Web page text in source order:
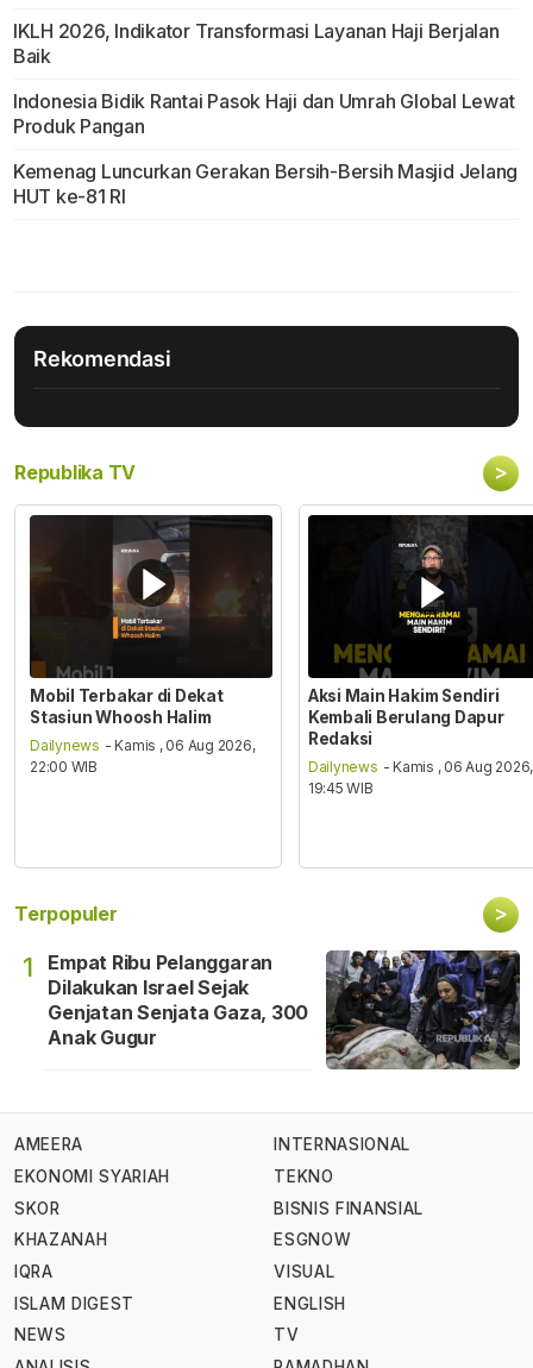
IKLH 2026, Indikator Transformasi Layanan Haji Berjalan
Baik
Indonesia Bidik Rantai Pasok Haji dan Umrah Global Lewat
Produk Pangan
Kemenag Luncurkan Gerakan Bersih-Bersih Masjid Jelang
HUT ke-81 RI
Rekomendasi
Republika TV >
Mobil Terbakar di Dekat
Stasiun Whoosh Halim
Dailynews - Kamis , 06 Aug 2026,
22:00 WIB
Aksi Main Hakim Sendiri
Kembali Berulang Dapur
Redaksi
Dailynews - Kamis , 06 Aug 2026,
19:45 WIB
Terpopuler >
1
Empat Ribu Pelanggaran
Dilakukan Israel Sejak
Genjatan Senjata Gaza, 300
Anak Gugur
AMEERA
EKONOMI SYARIAH
SKOR
KHAZANAH
IQRA
ISLAM DIGEST
NEWS
INTERNASIONAL
TEKNO
BISNIS FINANSIAL
ESGNOW
VISUAL
ENGLISH
TV